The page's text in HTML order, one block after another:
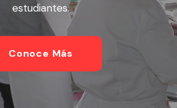
estudiantes.
Conoce Más